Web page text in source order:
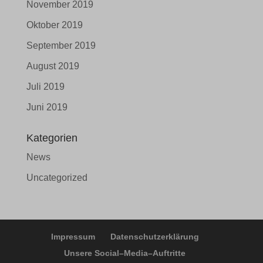
November 2019
Oktober 2019
September 2019
August 2019
Juli 2019
Juni 2019
Kategorien
News
Uncategorized
Impressum
Datenschutzerklärung
Unsere Social–Media–Auftritte
wordpress_test_cookie
wp-settings-*
wp-settings-time-*
borlabs-cookie
et-editing-post-*
et-recommend-sync-post-*
et-saved-post*